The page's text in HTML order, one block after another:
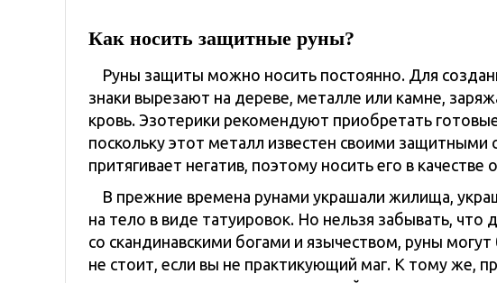
Как носить защитные руны?
Руны защиты можно носить постоянно. Для
знаки вырезают на дереве, металле или камне,
кровь. Эзотерики рекомендуют приобретать
поскольку этот металл известен своими защитными
притягивает негатив, поэтому носить его в качестве
В прежние времена рунами украшали жилища,
на тело в виде татуировок. Но нельзя забывать, что
со скандинавскими богами и язычеством, руны
не стоит, если вы не практикующий маг. К тому же,